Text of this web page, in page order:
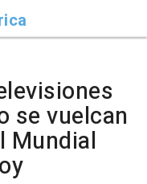
se vuelcan
Mundial